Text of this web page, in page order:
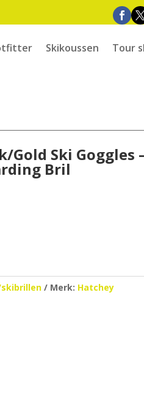
Skikoussen Tour
Gold Ski Goggles
Bril
Merk: Hatchey